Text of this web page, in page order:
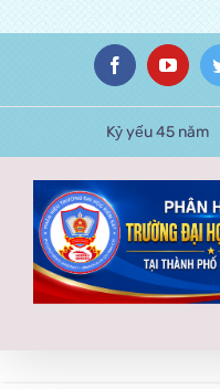
content
Facebook
Kỷ yếu 45 năm